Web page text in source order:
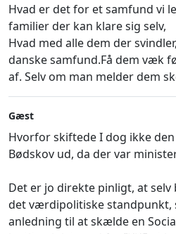
Hvad er det for et samfund vi
familier der kan klare sig selv,
Hvad med alle dem der
danske samfund.Få dem væk
af. Selv om man melder dem
Gæst
Hvorfor skiftede I dog ikke
Bødskov ud, da der var
Det er jo direkte pinligt, at
det værdipolitiske standpunkt,
anledning til at skælde en